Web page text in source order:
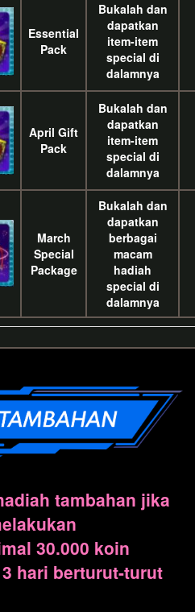
Essential
Pack
Bukalah dan
dapatkan
item-item
special di
dalamnya
April Gift
Pack
Bukalah dan
dapatkan
item-item
special di
dalamnya
March
Special
Package
Bukalah dan
dapatkan
berbagai
macam
hadiah
special di
dalamnya
tambahan jika
30.000 koin
hari berturut-turut